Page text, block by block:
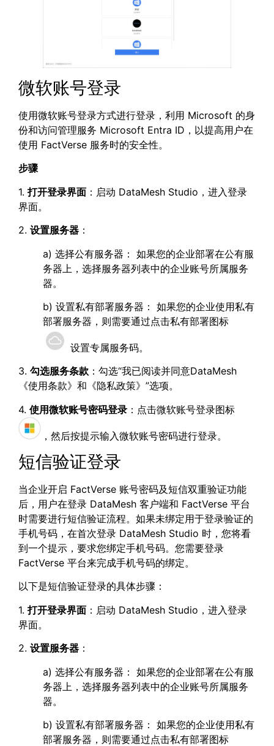
微软账号登录
使用微软账号登录方式进行登录，利用 Microsoft 的身
份和访问管理服务 Microsoft Entra ID，以提高用户在
使用 FactVerse 服务时的安全性。
步骤
1.打开登录界面 ：启动 DataMesh Studio，进入登录
界面。
2. 设置服务器 ：
a) 选择公有服务器： 如果您的企业部署在公有服
务器上，选择服务器列表中的企业账号所属服务
器。
b) 设置私有部署服务器： 如果您的企业使用私有
部署服务器，则需要通过点击私有部署图标
设置专属服务码。
3. 勾选服务条款 ：勾选“我已阅读并同意DataMesh
《使用条款》和《隐私政策》”选项。
4. 使用微软账号密码登录 ：点击微软账号登录图标
，然后按提示输入微软账号密码进行登录。
短信验证登录
当企业开启 FactVerse 账号密码及短信双重验证功能
后，用户在登录 DataMesh 客户端和 FactVerse 平台
时需要进行短信验证流程。如果未绑定用于登录验证的
手机号码，在首次登录 DataMesh Studio 时，您将看
到一个提示，要求您绑定手机号码。您需要登录
FactVerse 平台来完成手机号码的绑定。
以下是短信验证登录的具体步骤：
1.打开登录界面 ：启动 DataMesh Studio，进入登录
界面。
2. 设置服务器 ：
a) 选择公有服务器： 如果您的企业部署在公有服
务器上，选择服务器列表中的企业账号所属服务
器。
b) 设置私有部署服务器： 如果您的企业使用私有
部署服务器，则需要通过点击私有部署图标